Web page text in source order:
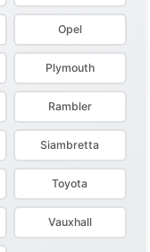
Opel
Plymouth
Rambler
Siambretta
Toyota
Vauxhall